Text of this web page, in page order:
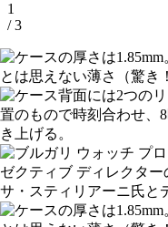
1
/ 3